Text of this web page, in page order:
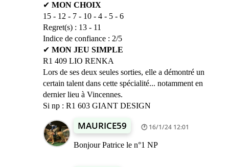
✔ MON CHOIX
15 - 12 - 7 - 10 - 4 - 5 - 6
Regret(s) : 13 - 11
Indice de confiance : 2/5
✔ MON JEU SIMPLE
R1 409 LIO RENKA
Lors de ses deux seules sorties, elle a démontré un
certain talent dans cette spécialité... notamment en
dernier lieu à Vincennes.
Si np : R1 603 GIANT DESIGN
MAURICE59 16/1/24 12:01
Bonjour Patrice le n°1 NP